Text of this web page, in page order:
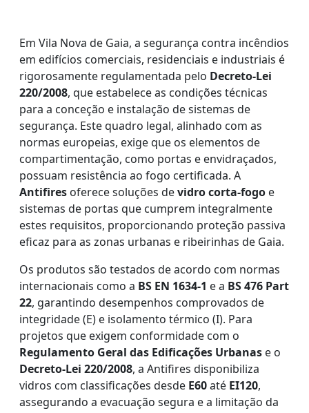
Em Vila Nova de Gaia, a segurança contra incêndios
em edifícios comerciais, residenciais e industriais é
rigorosamente regulamentada pelo Decreto-Lei
220/2008, que estabelece as condições técnicas
para a conceção e instalação de sistemas de
segurança. Este quadro legal, alinhado com as
normas europeias, exige que os elementos de
compartimentação, como portas e envidraçados,
possuam resistência ao fogo certificada. A
Antifires oferece soluções devidro corta-fogo e
sistemas de portas que cumprem integralmente
estes requisitos, proporcionando proteção passiva
eficaz para as zonas urbanas e ribeirinhas de Gaia.
Os produtos são testados de acordo com normas
internacionais como a BS EN 1634-1 e a BS 476 Part
22, garantindo desempenhos comprovados de
integridade (E) e isolamento térmico (I). Para
projetos que exigem conformidade com o
Regulamento Geral das Edificações Urbanas e o
Decreto-Lei 220/2008, a Antifires disponibiliza
vidros com classificações desde E60até EI120,
assegurando a evacuação segura e a limitação da